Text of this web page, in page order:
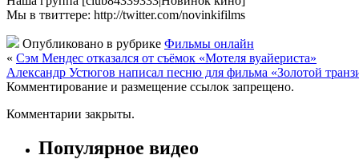
Мы в твиттере: http://twitter.com/novinkifilms
Опубликовано в рубрике Фильмы онлайн
« Сэм Мендес отказался от съёмок «Мотеля вуайериста»
Александр Устюгов написал песню для фильма «Золотой
Комментирование и размещение ссылок запрещено.
Комментарии закрыты.
Популярное видео